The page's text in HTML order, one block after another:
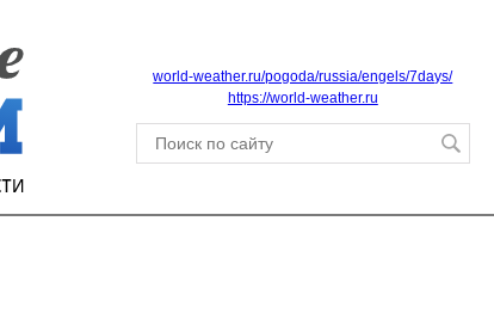
world-weather.ru/pogoda/russia/engels/7days/
https://world-weather.ru